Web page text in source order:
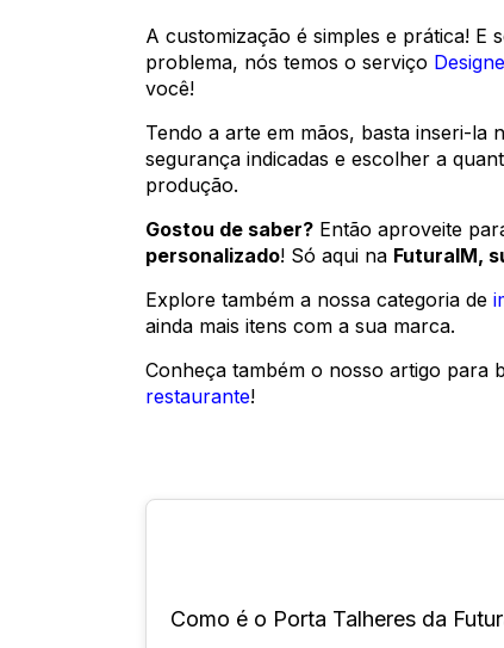
A customização é simples e prática! E
problema, nós temos o serviço
você!
Tendo a arte em mãos, basta inseri-la
segurança indicadas e escolher a
produção.
Gostou de saber? Então aproveite
personalizado! Só aqui na FuturaIM,
Explore também a nossa categoria de
ainda mais itens com a sua marca.
Conheça também o nosso artigo para
restaurante!
Como é o Porta Talheres da